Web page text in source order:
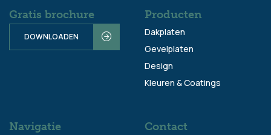
Gratis brochure
DOWNLOADEN
Producten
Dakplaten
Gevelplaten
Design
Kleuren & Coatings
Navigatie Contact